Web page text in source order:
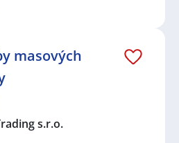
masových
s.r.o.